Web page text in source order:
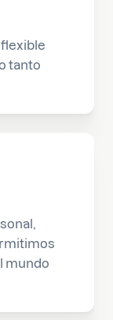
tanto
mundo